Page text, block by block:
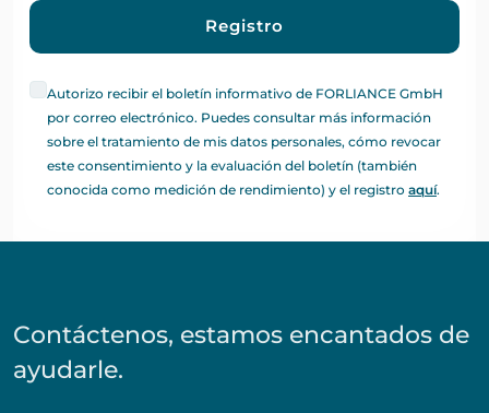
Registro
Autorizo recibir el boletín informativo de FORLIANCE GmbH
por correo electrónico. Puedes consultar más información
sobre el tratamiento de mis datos personales, cómo revocar
este consentimiento y la evaluación del boletín (también
conocida como medición de rendimiento) y el registro aquí.
Contáctenos, estamos encantados de
ayudarle.